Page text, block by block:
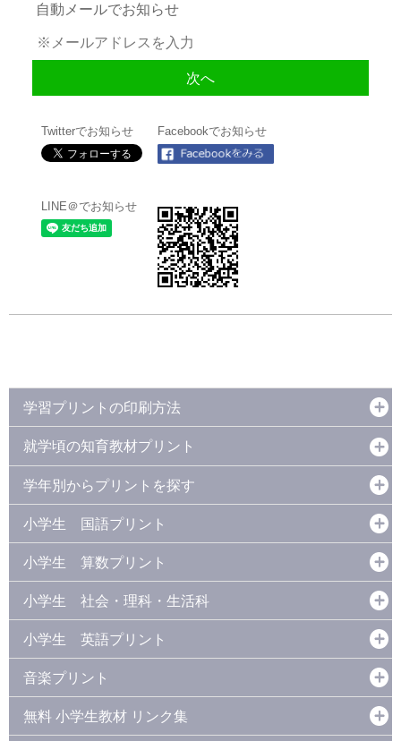
自動メールでお知らせ
Twitterでお知らせ Facebookでお知らせ
LINE＠でお知らせ
学習プリントの印刷方法
就学頃の知育教材プリント
学年別からプリントを探す
小学生 国語プリント
小学生 算数プリント
小学生 社会・理科・生活科
小学生 英語プリント
音楽プリント
無料 小学生教材 リンク集